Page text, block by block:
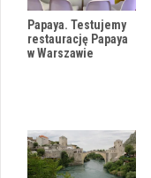
Papaya. Testujemy
restaurację Papaya
w Warszawie